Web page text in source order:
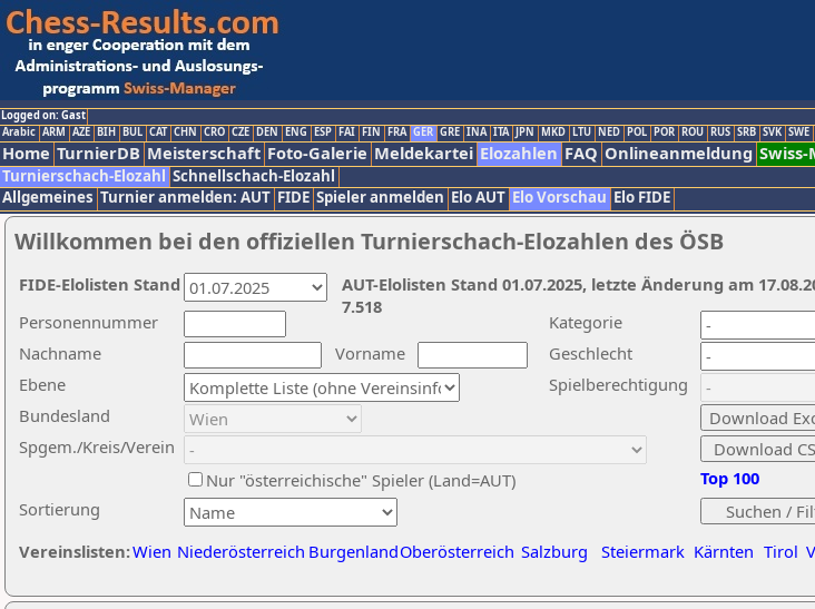
Logged on: Gast
Arabic ARM AZE BIH BUL CAT CHN CRO CZE DEN ENG ESP FAI FIN FRA GER GRE INA ITA JPN MKD LTU NED POL POR ROU RUS SRB SVK SWE
Home TurnierDB Meisterschaft Foto-Galerie Meldekartei Elozahlen FAQ Onlineanmeldung
Turnierschach-Elozahl Schnellschach-Elozahl
Allgemeines Turnier anmelden: AUT FIDE Spieler anmelden Elo AUT Elo Vorschau Elo FIDE
Willkommen bei den offiziellen Turnierschach-Elozahlen des ÖSB
Nachname
Vorname
Ebene
Kategorie
Sortierung
Personennummer
Bundesland
Spgem./Kreis/Verein
Geschlecht
Nur "österreichische" Spieler (Land=AUT)
Spielberechtigung
Vereinslisten:Wien Niederösterreich BurgenlandOberösterreich Salzburg Steiermark Kärnten Tirol
Top 100
AUT-Elolisten Stand 01.07.2025, letzte Änderung am
7.518
FIDE-Elolisten Stand